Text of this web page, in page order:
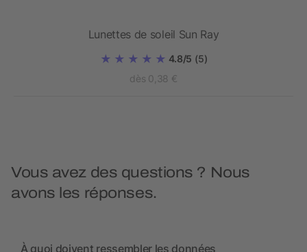
Lunettes de soleil Sun Ray
4.8/5 (5)
dès 0,38 €
Vous avez des questions ? Nous
avons les réponses.
À quoi doivent ressembler les données